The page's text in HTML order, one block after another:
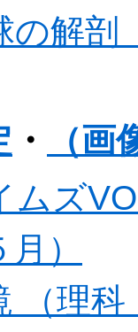
の解剖
・
（画
ムズ
）
（理